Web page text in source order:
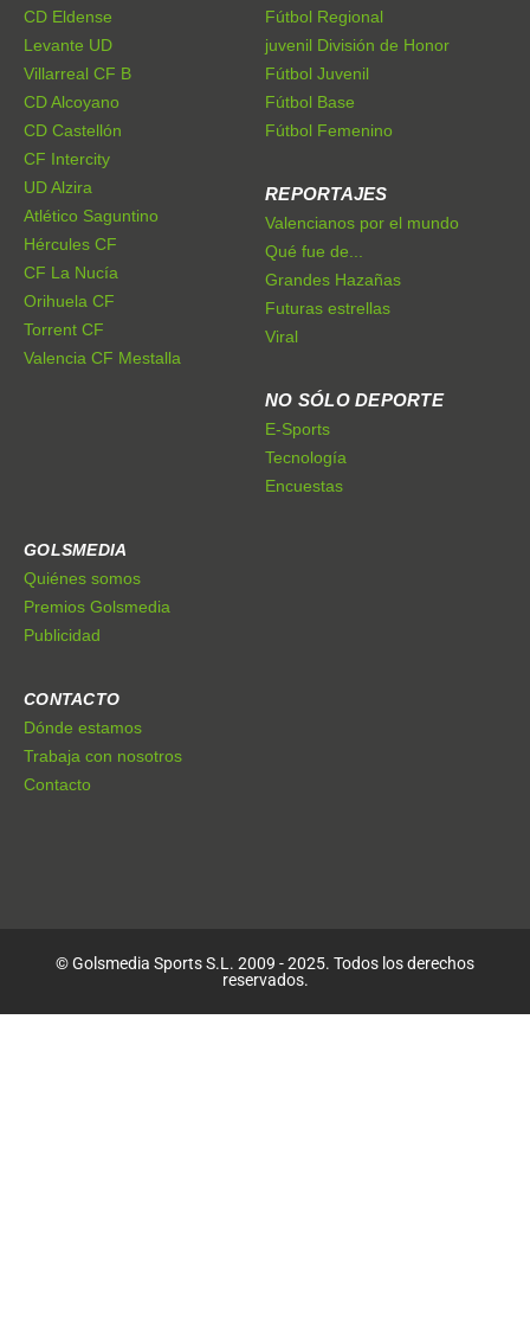
CD Eldense
Levante UD
Villarreal CF B
CD Alcoyano
CD Castellón
CF Intercity
UD Alzira
Atlético Saguntino
Hércules CF
CF La Nucía
Orihuela CF
Torrent CF
Valencia CF Mestalla
Fútbol Regional
juvenil División de Honor
Fútbol Juvenil
Fútbol Base
Fútbol Femenino
REPORTAJES
Valencianos por el mundo
Qué fue de...
Grandes Hazañas
Futuras estrellas
Viral
NO SÓLO DEPORTE
E-Sports
Tecnología
Encuestas
GOLSMEDIA
Quiénes somos
Premios Golsmedia
Publicidad
CONTACTO
Dónde estamos
Trabaja con nosotros
Contacto
© Golsmedia Sports S.L. 2009 - 2025. Todos los derechos
reservados.